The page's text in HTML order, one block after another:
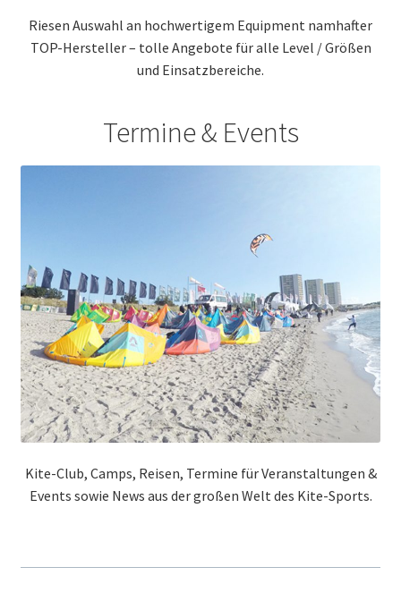
Riesen Auswahl an hochwertigem Equipment namhafter
TOP-Hersteller – tolle Angebote für alle Level / Größen
und Einsatzbereiche.
Termine & Events
Kite-Club, Camps, Reisen, Termine für Veranstaltungen &
Events sowie News aus der großen Welt des Kite-Sports.